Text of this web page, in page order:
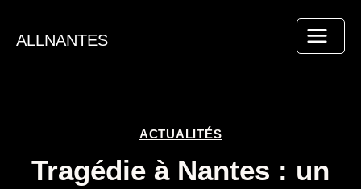
contenu
ALLNANTES
ACTUALITÉS
Tragédie à Nantes : un